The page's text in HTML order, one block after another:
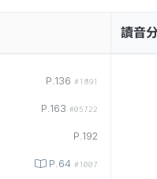
P.136 #1891
P.163 #05722
P.192
P.64 #1007
讀音